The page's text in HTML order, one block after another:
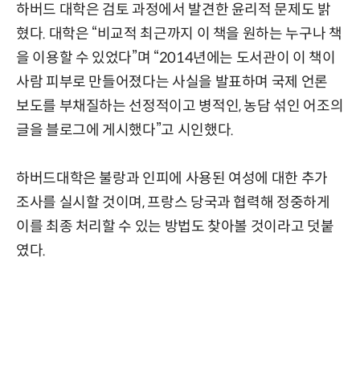
하버드 대학은 검토 과정에서 발견한 윤리적 문제도 밝
혔다. 대학은 “비교적 최근까지 이 책을 원하는 누구나 책
을 이용할 수 있었다”며 “2014년에는 도서관이 이 책이
사람 피부로 만들어졌다는 사실을 발표하며 국제 언론
보도를 부채질하는 선정적이고 병적인, 농담 섞인 어조의
글을 블로그에 게시했다”고 시인했다.
하버드대학은 불랑과 인피에 사용된 여성에 대한 추가
조사를 실시할 것이며, 프랑스 당국과 협력해 정중하게
이를 최종 처리할 수 있는 방법도 찾아볼 것이라고 덧붙
였다.